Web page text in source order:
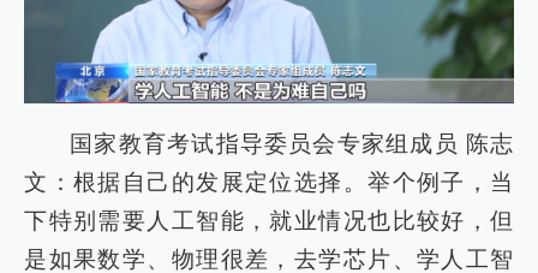
国家教育考试指导委员会专家组成员 陈志
文：根据自己的发展定位选择。举个例子，当
下特别需要人工智能，就业情况也比较好，但
是如果数学、物理很差，去学芯片、学人工智